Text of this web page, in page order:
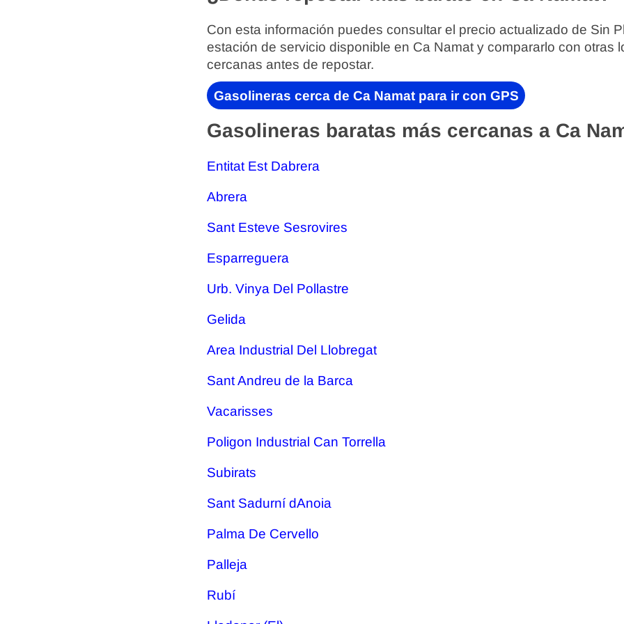
Con esta información puedes consultar el precio actualizado de Sin
estación de servicio disponible en Ca Namat y compararlo con otras
cercanas antes de repostar.
Gasolineras cerca de Ca Namat para ir con GPS
Gasolineras baratas más cercanas a Ca
Entitat Est Dabrera
Abrera
Sant Esteve Sesrovires
Esparreguera
Urb. Vinya Del Pollastre
Gelida
Area Industrial Del Llobregat
Sant Andreu de la Barca
Vacarisses
Poligon Industrial Can Torrella
Subirats
Sant Sadurní dAnoia
Palma De Cervello
Palleja
Rubí